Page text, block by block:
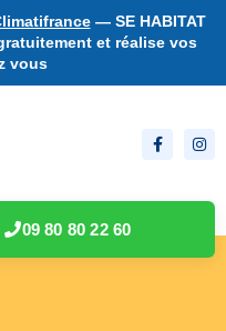
— SE HABITAT
et réalise vos
vous
09 80 80 22 60